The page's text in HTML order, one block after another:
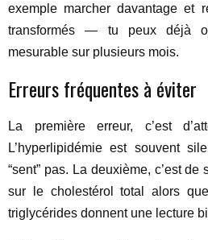
exemple marcher davantage et
transformés — tu peux déjà
mesurable sur plusieurs mois.
Erreurs fréquentes à éviter
La première erreur, c’est
L’hyperlipidémie est souvent
“sent” pas. La deuxième, c’est
sur le cholestérol total alors
triglycérides donnent une lecture